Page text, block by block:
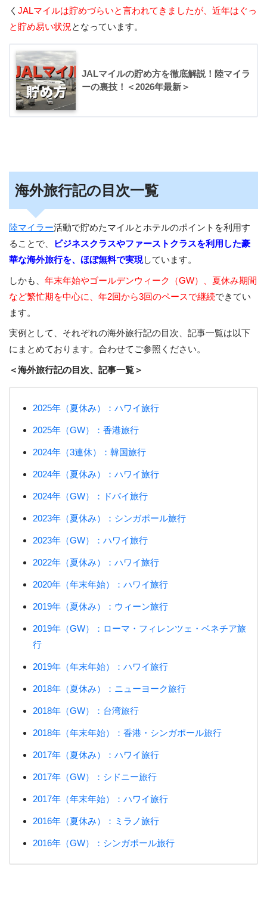
く JALマイルは貯めづらいと言われてきましたが、近年はぐっ
と貯め易い状況 となっています。
JALマイルの貯め方を徹底解説！陸マイラ
ーの裏技！＜2026年最新＞
海外旅行記の目次一覧
陸マイラー活動で貯めたマイルとホテルのポイントを利用す
ることで、
ビジネスクラスやファーストクラスを利用した豪
華な海外旅行を、ほぼ無料で実現しています。
しかも、 年末年始やゴールデンウィーク（GW）、夏休み期間
など繁忙期を中心に、年2回から3回のペースで継続できてい
ます。
実例として、それぞれの海外旅行記の目次、記事一覧は以下
にまとめております。合わせてご参照ください。
＜海外旅行記の目次、記事一覧＞
2025年（夏休み）：ハワイ旅行
2025年（GW）：香港旅行
2024年（3連休）：韓国旅行
2024年（夏休み）：ハワイ旅行
2024年（GW）：ドバイ旅行
2023年（夏休み）：シンガポール旅行
2023年（GW）：ハワイ旅行
2022年（夏休み）：ハワイ旅行
2020年（年末年始）：ハワイ旅行
2019年（夏休み）：ウィーン旅行
2019年（GW）：ローマ・フィレンツェ・ベネチア旅
行
2019年（年末年始）：ハワイ旅行
2018年（夏休み）：ニューヨーク旅行
2018年（GW）：台湾旅行
2018年（年末年始）：香港・シンガポール旅行
2017年（夏休み）：ハワイ旅行
2017年（GW）：シドニー旅行
2017年（年末年始）：ハワイ旅行
2016年（夏休み）：ミラノ旅行
2016年（GW）：シンガポール旅行